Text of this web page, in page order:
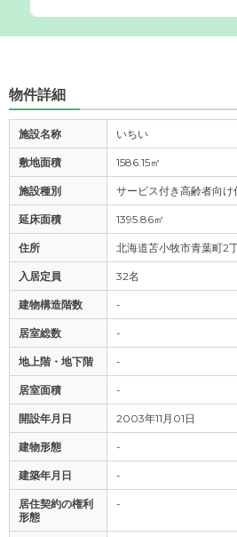
物件詳細
施設名称 いちい
敷地面積 1586.15㎡
施設種別 サービス付き高齢者向け
延床面積 1395.86㎡
住所 北海道苫小牧市青葉町2
入居定員 32名
建物構造階数 -
居室総数 -
地上階・地下階 -
居室面積 -
開設年月日 2003年11月01日
建物形態 -
建築年月日 -
居住契約の権利
形態
-